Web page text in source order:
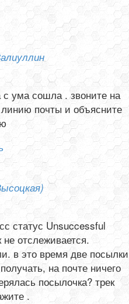
с ума сошла . звоните на
почты и объясните
статус Unsuccessful
отслеживается.
в это время две посылки
на почте ничего
посылочка? трек
.